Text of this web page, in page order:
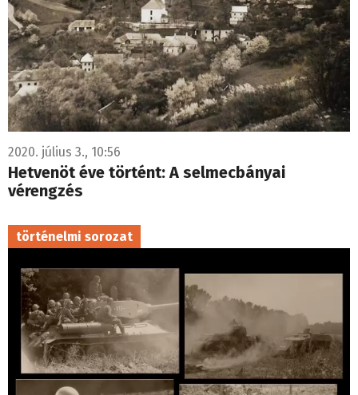
2020. július 3., 10:56
Hetvenöt éve történt: A selmecbányai
vérengzés
történelmi sorozat